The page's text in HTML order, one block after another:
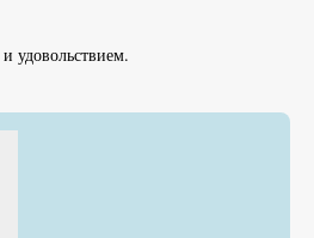
удовольствием.